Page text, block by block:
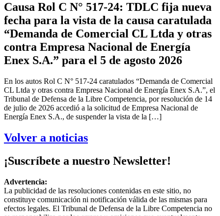
Causa Rol C N° 517-24: TDLC fija nueva
fecha para la vista de la causa caratulada
“Demanda de Comercial CL Ltda y otras
contra Empresa Nacional de Energía
Enex S.A.” para el 5 de agosto 2026
En los autos Rol C N° 517-24 caratulados “Demanda de Comercial
CL Ltda y otras contra Empresa Nacional de Energía Enex S.A.”, el
Tribunal de Defensa de la Libre Competencia, por resolución de 14
de julio de 2026 accedió a la solicitud de Empresa Nacional de
Energía Enex S.A., de suspender la vista de la […]
Volver a noticias
¡Suscríbete a nuestro Newsletter!
Advertencia:
La publicidad de las resoluciones contenidas en este sitio, no
constituye comunicación ni notificación válida de las mismas para
efectos legales. El Tribunal de Defensa de la Libre Competencia no